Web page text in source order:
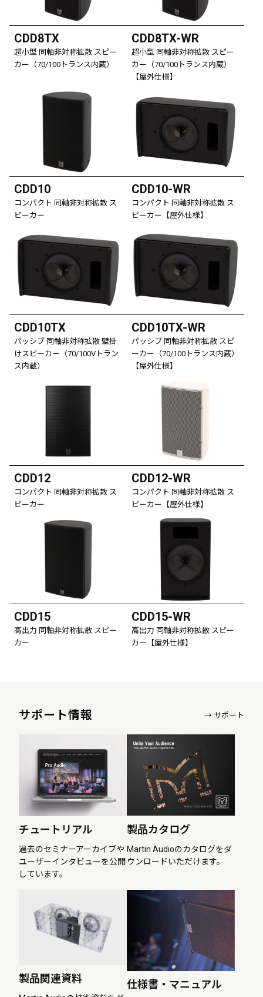
CDD8TX
超小型 同軸非対称拡散 スピー
カー（70/100トランス内蔵）
CDD8TX-WR
超小型 同軸非対称拡散 スピー
カー（70/100トランス内蔵）
【屋外仕様】
CDD10
コンパクト 同軸非対称拡散 ス
ピーカー
CDD10-WR
コンパクト 同軸非対称拡散 ス
ピーカー【屋外仕様】
CDD10TX
パッシブ 同軸非対称拡散 壁掛
けスピーカー（70/100Vトラン
ス内蔵）
CDD10TX-WR
パッシブ 同軸非対称拡散 スピ
ーカー（70/100トランス内蔵）
【屋外仕様】
CDD12
コンパクト 同軸非対称拡散 ス
ピーカー
CDD12-WR
コンパクト 同軸非対称拡散 ス
ピーカー【屋外仕様】
CDD15
高出力 同軸非対称拡散 スピー
カー
CDD15-WR
高出力 同軸非対称拡散 スピー
カー【屋外仕様】
サポート情報 → サポート
チュートリアル
過去のセミナーアーカイブや
ユーザーインタビューを公開
しています。
製品カタログ
Martin Audioのカタログをダ
ウンロードいただけます。
製品関連資料 仕様書・マニュアル